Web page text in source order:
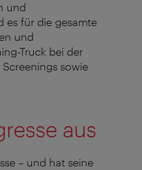
und
es für die gesamte
und
Truck bei der
sowie
aus
– und hat seine